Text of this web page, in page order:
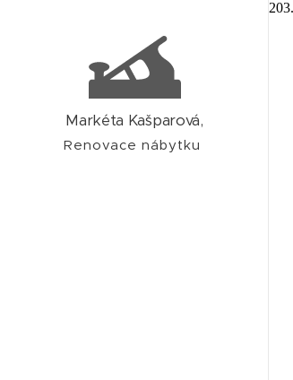
google-site-verification:
Markéta Kašparová,
Renovace nábytku